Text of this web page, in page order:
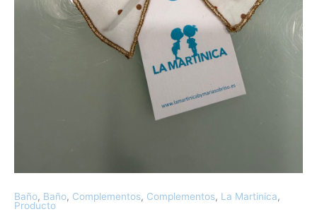
Baño, Baño, Complementos, Complementos, La Martinica,
Producto